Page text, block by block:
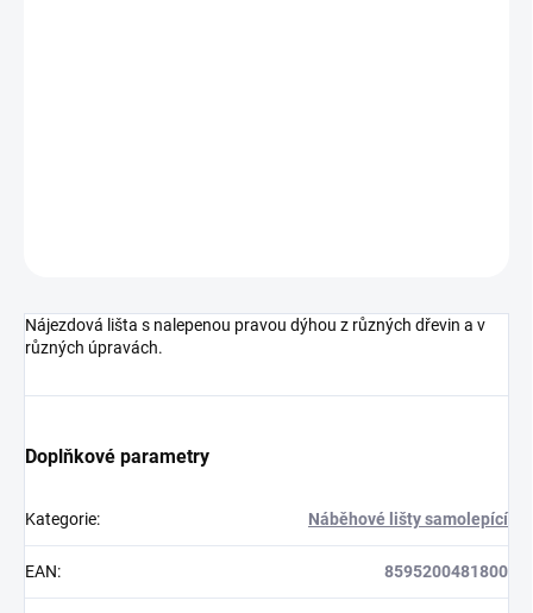
Nájezdová lišta s nalepenou pravou dýhou z různých dřevin a v
různých úpravách.
Doplňkové parametry
Kategorie: Náběhové lišty samolepící
EAN: 8595200481800